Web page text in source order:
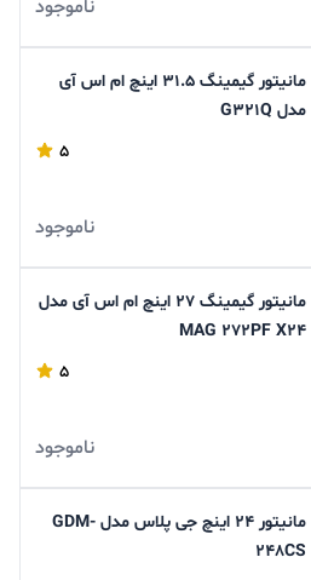
ناموجود
مانیتور گیمینگ 31.5 اینچ ام اس آی
مدل G321Q
5
ناموجود
مانیتور گیمینگ 27 اینچ ام اس آی مدل
MAG 272PF X24
5
ناموجود
مانیتور 24 اینچ جی پلاس مدل GDM-
248CS